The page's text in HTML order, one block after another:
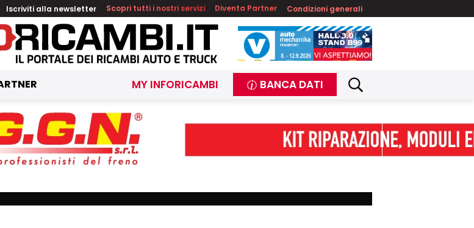
Iscriviti alla newsletter Scopri tutti i nostri servizi Diventa Partner Condizioni generali
MY INFORICAMBI BANCA DATI